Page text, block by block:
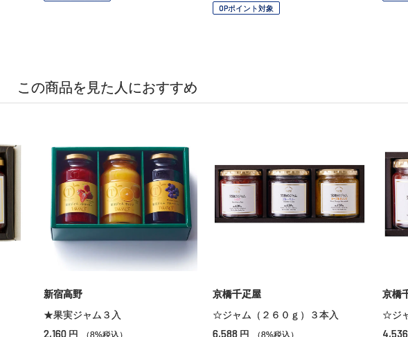
OPポイント対象
この商品を見た人におすすめ
新宿高野
★果実ジャム３入
2,160 円 （8%税込）
京橋千疋屋
☆ジャム（２６０ｇ）３本入
6,588 円 （8%税込）
京橋
☆ジ
4,536